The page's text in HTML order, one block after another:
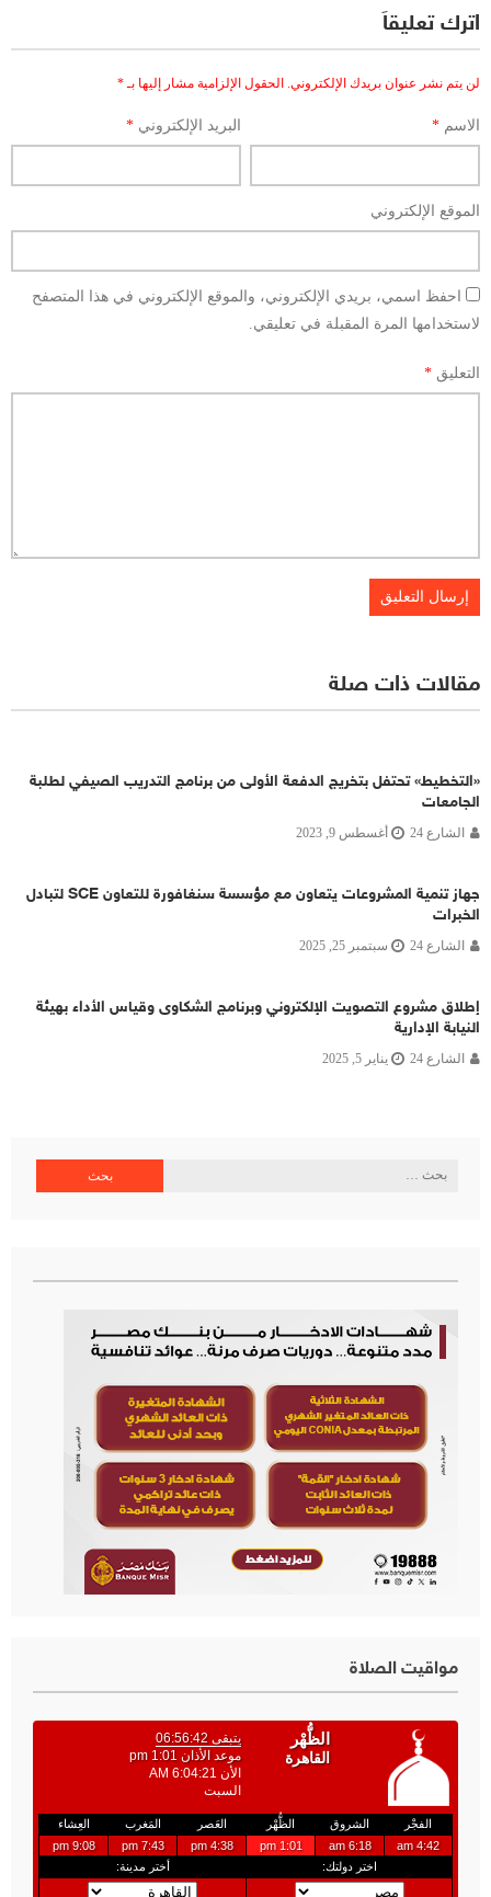
اترك تعليقاً
لن يتم نشر عنوان بريدك الإلكتروني. الحقول الإلزامية مشار إليها بـ*
الاسم * البريد الإلكتروني*
الموقع الإلكتروني
احفظ اسمي، بريدي الإلكتروني، والموقع الإلكتروني في هذا المتصفح
لاستخدامها المرة المقبلة في تعليقي.
التعليق *
مقالات ذات صلة
«التخطيط» تحتفل بتخريج الدفعة الأولى من برنامج التدريب الصيفي لطلبة
الجامعات
الشارع 24 أغسطس 9, 2023
جهاز تنمية المشروعات يتعاون مع مؤسسة سنغافورة للتعاون SCE لتبادل
الخبرات
الشارع 24 سبتمبر 25, 2025
إطلاق مشروع التصويت الإلكتروني وبرنامج الشكاوى وقياس الأداء بهيئة
النيابة الإدارية
الشارع 24 يناير 5, 2025
البحث
مواقيت الصلاة